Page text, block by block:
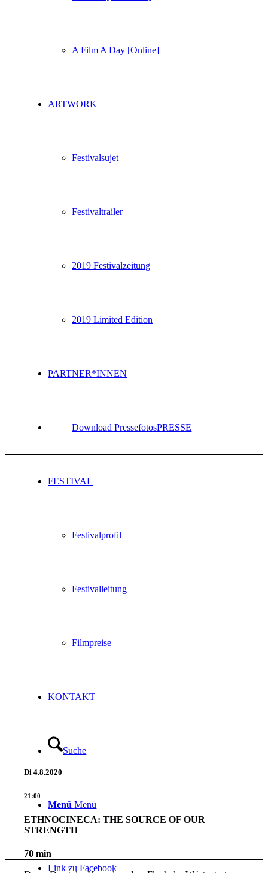
A Film A Day [Online]
ARTWORK
Festivalsujet
Festivaltrailer
2019 Festivalzeitung
2019 Limited Edition
PARTNER*INNEN
PRESSE
Download Pressefotos
FESTIVAL
Festivalprofil
Festivalleitung
Filmpreise
KONTAKT
Suche
Menü Menü
Link zu Facebook
Di 4.8.2020
21:00
ETHNOCINECA: THE SOURCE OF OUR
STRENGTH
70 min